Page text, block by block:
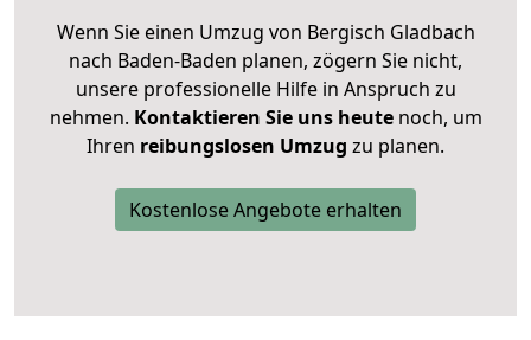
Wenn Sie einen Umzug von Bergisch Gladbach
nach Baden-Baden planen, zögern Sie nicht,
unsere professionelle Hilfe in Anspruch zu
nehmen. Kontaktieren Sie uns heutenoch, um
Ihren reibungslosen Umzug zu planen.
Kostenlose Angebote erhalten